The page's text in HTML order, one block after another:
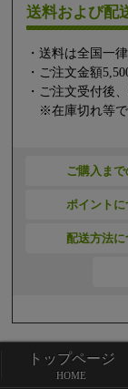
送料および配
・送料は全国一
・ご注文金額
・ご注文受付後
※在庫切れ等で
ご購入ま
ポイントに
配送方法に
トップペー
トップページ
HOME